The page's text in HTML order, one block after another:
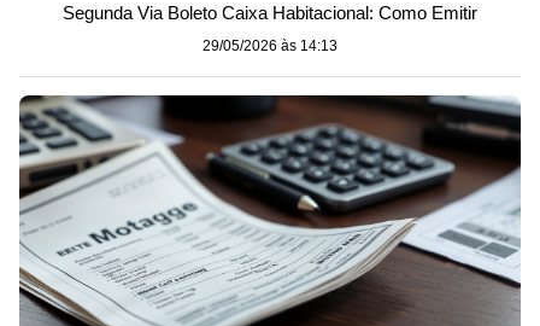
Segunda Via Boleto Caixa Habitacional: Como Emitir
29/05/2026 às 14:13